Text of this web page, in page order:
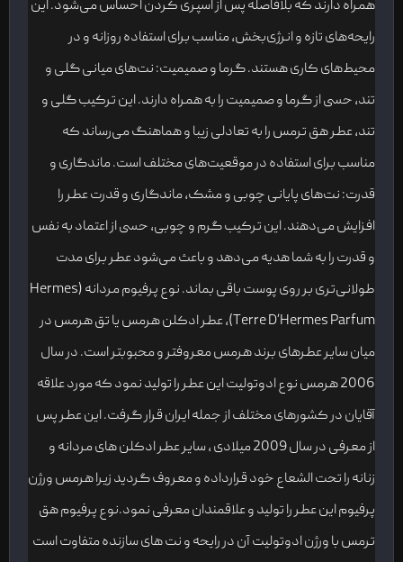
همراه دارند که بلافاصله پس از اسپری کردن احساس می‌شود. این
رایحه‌های تازه و انرژی‌بخش، مناسب برای استفاده روزانه و در
محیط‌های کاری هستند. گرما و صمیمیت: نت‌های میانی گلی و
تند، حسی از گرما و صمیمیت را به همراه دارند. این ترکیب گلی و
تند، عطر هق ترمس را به تعادلی زیبا و هماهنگ می‌رساند که
مناسب برای استفاده در موقعیت‌های مختلف است. ماندگاری و
قدرت: نت‌های پایانی چوبی و مشک، ماندگاری و قدرت عطر را
افزایش می‌دهند. این ترکیب گرم و چوبی، حسی از اعتماد به نفس
و قدرت را به شما هدیه می‌دهد و باعث می‌شود عطر برای مدت
طولانی‌تری بر روی پوست باقی بماند. نوع پرفیوم مردانه (Hermes
Terre D’Hermes Parfum)، عطر ادکلن هرمس یا تق هرمس در
میان سایر عطرهای برند هرمس معروفتر و محبوبتر است. در سال
2006 هرمس نوع ادوتولیت این عطر را تولید نمود که مورد علاقه
آقایان در کشورهای مختلف از جمله ایران قرار گرفت. این عطر پس
از معرفی در سال 2009 میلادی ، سایر عطر ادکلن های مردانه و
زنانه را تحت الشعاع خود قرارداده و معروف گردید زیرا هرمس ورژن
پرفیوم این عطر را تولید و علاقمندان معرفی نمود.نوع پرفیوم هق
ترمس با ورژن ادوتولیت آن در رایحه و نت های سازنده متفاوت است